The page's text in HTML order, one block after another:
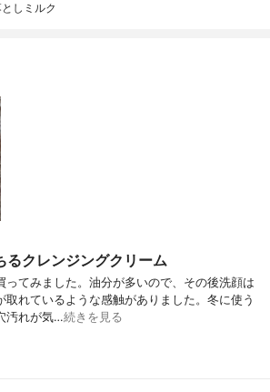
しミルク
るクレンジングクリーム
ってみました。油分が多いので、その後洗顔は
取れているような感触がありました。冬に使う
汚れが気…続きを見る